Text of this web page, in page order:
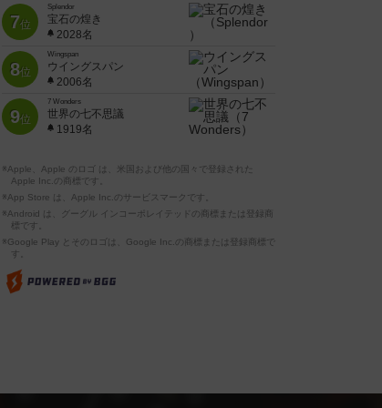
7位
Splendor
宝石の煌き
2028名
8位
Wingspan
ウイングスパン
2006名
9位
7 Wonders
世界の七不思議
1919名
※Apple、Apple のロゴ は、米国および他の国々で登録された
Apple Inc.の商標です。
※App Store は、Apple Inc.のサービスマークです。
※Android は、グーグル インコーポレイテッドの商標または登録商
標です。
※Google Play とそのロゴは、Google Inc.の商標または登録商標で
す。